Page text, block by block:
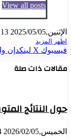
View all posts
الإثنين,2025/05/05 12:13 مساءً
اظهر المزيد
فيسبوك X لينكدإن
مقالات ذات صلة
حول النتائج
الخميس,2026/02/05 6:24 مساءً